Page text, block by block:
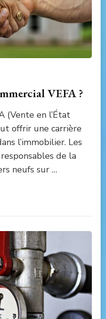
VEFA ?
(Vente en l’État
offrir une carrière
l’immobilier. Les
de la
neufs sur …